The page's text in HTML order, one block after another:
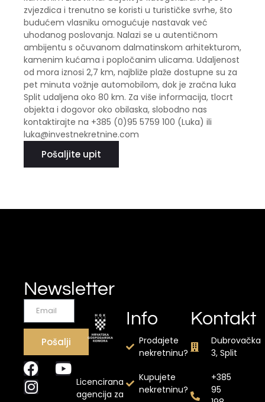
zvjezdica i trenutno se koristi u turističke svrhe, što
budućem vlasniku omogućuje nastavak već
uhodanog poslovanja. Nalazi se u autentičnom
ambijentu s očuvanom dalmatinskom arhitekturom,
kamenim kućama i popločanim ulicama. Udaljenost
od mora iznosi 2,7 km, najbliže plaže dostupne su za
pet minuta vožnje automobilom, dok je zračna luka
Split udaljena oko 80 km. Za više informacija, tlocrt
objekta i dogovor oko obilaska, slobodno nas
kontaktirajte na +385 (0)95 5759 100 (Luka) ili
luka@investnekretnine.com
Pošaljite upit
Newsletter
Pošalji
Licencirana
agencija za
Info
Prodajete
nekretninu?
Kupujete
nekretninu?
Kontakt
Dubrovačka
3, Split
+385
95